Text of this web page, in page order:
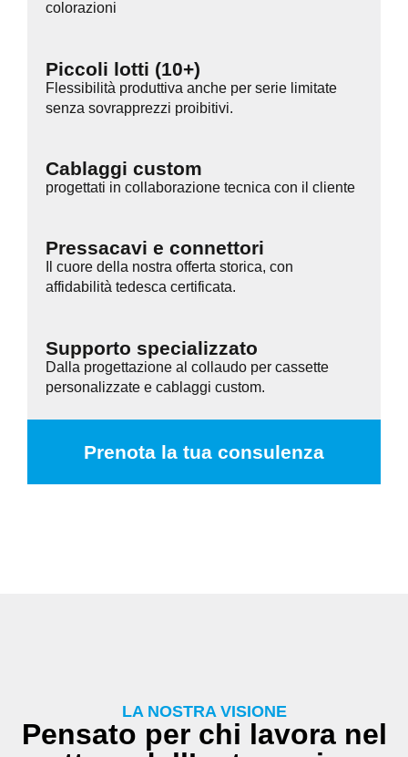
colorazioni
Piccoli lotti (10+)
Flessibilità produttiva anche per serie limitate
senza sovrapprezzi proibitivi.
Cablaggi custom
progettati in collaborazione tecnica con il cliente
Pressacavi e connettori
Il cuore della nostra offerta storica, con
affidabilità tedesca certificata.
Supporto specializzato
Dalla progettazione al collaudo per cassette
personalizzate e cablaggi custom.
Prenota la tua consulenza
LA NOSTRA VISIONE
Pensato per chi lavora nel